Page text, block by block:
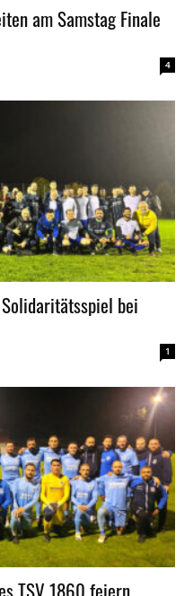
am Samstag Finale
4
bei
1
TSV 1860 feiern